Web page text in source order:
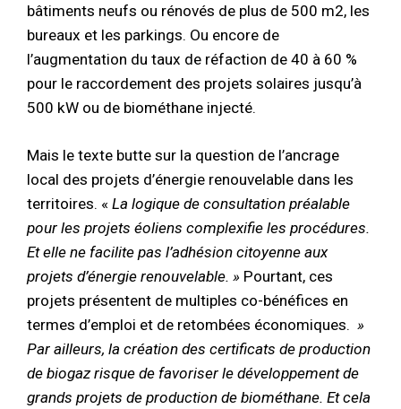
bâtiments neufs ou rénovés de plus de 500 m2, les
bureaux et les parkings. Ou encore de
l’augmentation du taux de réfaction de 40 à 60 %
pour le raccordement des projets solaires jusqu’à
500 kW ou de biométhane injecté.
Mais le texte butte sur la question de l’ancrage
local des projets d’énergie renouvelable dans les
territoires. « La logique de consultation préalable
pour les projets éoliens complexifie les procédures.
Et elle ne facilite pas l’adhésion citoyenne aux
projets d’énergie renouvelable. » Pourtant, ces
projets présentent de multiples co-bénéfices en
termes d’emploi et de retombées économiques. »
Par ailleurs, la création des certificats de production
de biogaz risque de favoriser le développement de
grands projets de production de biométhane. Et cela